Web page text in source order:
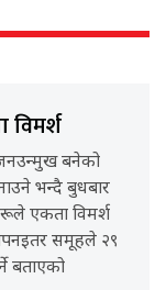
बनेको
भन्दै बुधबार
एकता विमर्श
समूहले २९
बताएको